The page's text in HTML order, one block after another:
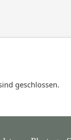
geschlossen.